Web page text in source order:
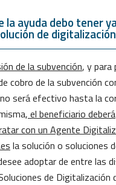
la ayuda debo tener
de
de la subvención, y para
cobro de la subvención
será efectivo hasta la
el beneficiario deberá
con un Agente
la solución o soluciones
adoptar de entre las
de Digitalización